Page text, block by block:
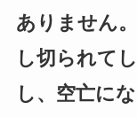
ありません
し切られて
し、空亡に